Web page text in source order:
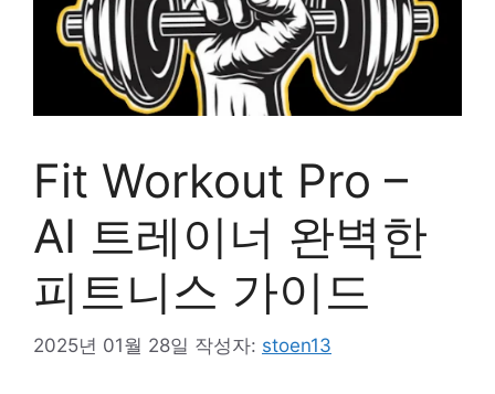
Fit Workout Pro –
AI 트레이너 완벽한
피트니스 가이드
2025년 01월 28일 작성자: stoen13